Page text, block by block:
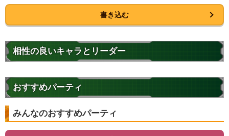
書き込む
相性の良いキャラとリーダー
おすすめパーティ
みんなのおすすめパーティ